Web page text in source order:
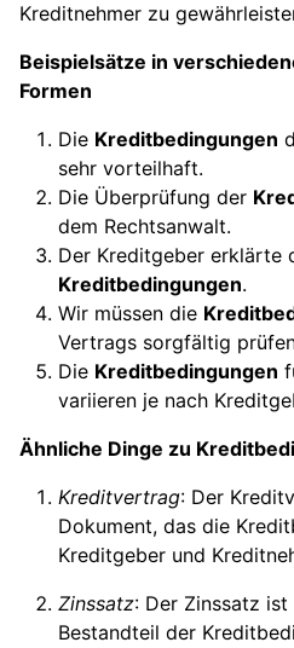
Kreditnehmer zu
Beispielsätze in
Formen
Die Kreditbedingungen
sehr vorteilhaft.
Die Überprüfung der
dem Rechtsanwalt.
Der Kreditgeber erklärte
Kreditbedingungen.
Wir müssen die
Vertrags sorgfältig
Die Kreditbedingungen
variieren je nach
Ähnliche Dinge zu
Kreditvertrag: Der
Dokument, das die
Kreditgeber und
Zinssatz: Der Zinssatz
Bestandteil der